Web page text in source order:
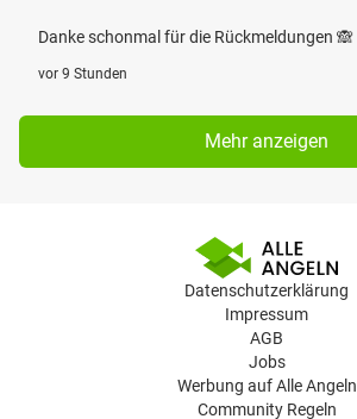
Danke schonmal für die Rückmeldungen 🙈
vor 9 Stunden
Mehr anzeigen
Datenschutzerklärung
Impressum
AGB
Jobs
Werbung auf Alle Angeln
Community Regeln